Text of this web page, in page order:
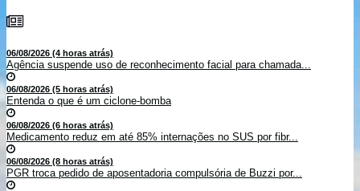
06/08/2026 (4 horas atrás)
Agência suspende uso de reconhecimento facial para chamada...
06/08/2026 (5 horas atrás)
Entenda o que é um ciclone-bomba
06/08/2026 (6 horas atrás)
Medicamento reduz em até 85% internações no SUS por fibr...
06/08/2026 (8 horas atrás)
PGR troca pedido de aposentadoria compulsória de Buzzi por...